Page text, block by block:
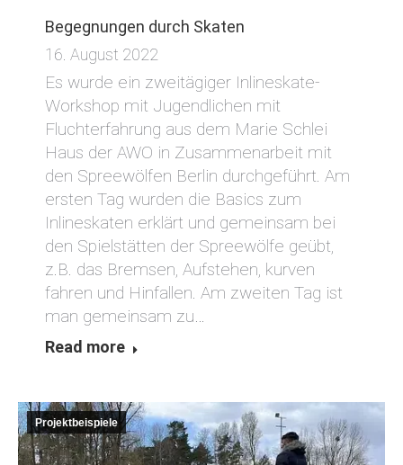
Begegnungen durch Skaten
16. August 2022
Es wurde ein zweitägiger Inlineskate-
Workshop mit Jugendlichen mit
Fluchterfahrung aus dem Marie Schlei
Haus der AWO in Zusammenarbeit mit
den Spreewölfen Berlin durchgeführt. Am
ersten Tag wurden die Basics zum
Inlineskaten erklärt und gemeinsam bei
den Spielstätten der Spreewölfe geübt,
z.B. das Bremsen, Aufstehen, kurven
fahren und Hinfallen. Am zweiten Tag ist
man gemeinsam zu…
Read more
Projektbeispiele